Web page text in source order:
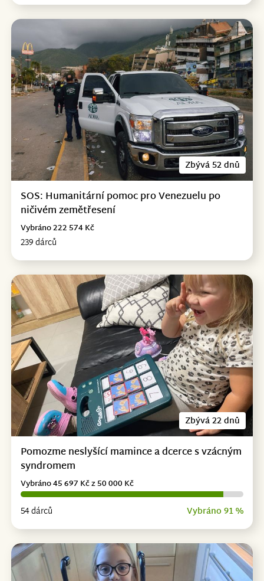
Zbývá 52 dnů
SOS: Humanitární pomoc pro Venezuelu po
ničivém zemětřesení
239 dárců
Vybráno 222 574 Kč
Zbývá 22 dnů
Pomozme neslyšící mamince a dcerce s vzácným
syndromem
54 dárců Vybráno 91 %
Vybráno 45 697 Kč z 50 000 Kč